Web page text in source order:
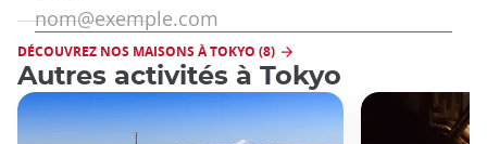
DÉCOUVREZ NOS MAISONS À TOKYO (8)
Autres activités à Tokyo